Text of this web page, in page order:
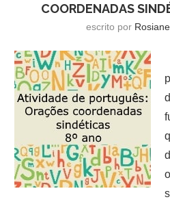
COORDENADAS
escrito por